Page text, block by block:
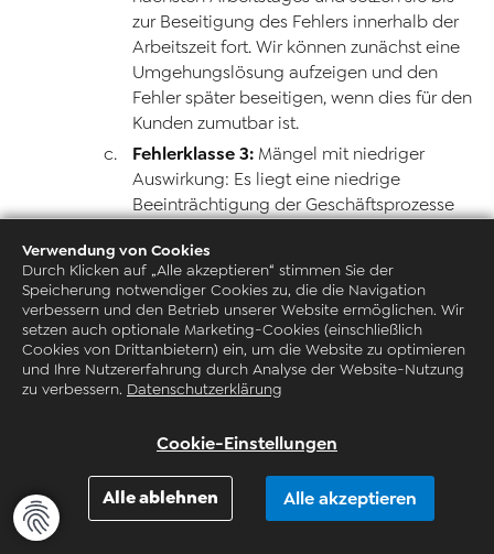
zur Beseitigung des Fehlers innerhalb der
Arbeitszeit fort. Wir können zunächst eine
Umgehungslösung aufzeigen und den
Fehler später beseitigen, wenn dies für den
Kunden zumutbar ist.
Fehlerklasse 3: Mängel mit niedriger
Auswirkung: Es liegt eine niedrige
Beeinträchtigung der Geschäftsprozesse
oder nicht ausführbare Einzelfunktion, die
keine großen Auswirkungen haben. Unsere
Reaktionszeit beträgt in diesen Fällen fünf
(5) Werktage, wenn dies für den Kunden
zumutbar ist.
Die Fristen nach Nr. 6 beginnen mit einer
Fristberechnung gilt Ziffer V 2, 3. Bei
Meinungsverschiedenheit über die Zuordnung
eines Fehlers in die Klassen nach Nr. 6 kann der
Kunde die Einstufung in eine höhere Fehlerklasse
Verwendung von Cookies
Durch Klicken auf „Alle akzeptieren“ stimmen Sie der
Speicherung notwendiger Cookies zu, die die Navigation
verbessern und den Betrieb unserer Website ermöglichen. Wir
setzen auch optionale Marketing-Cookies (einschließlich
Cookies von Drittanbietern) ein, um die Website zu optimieren
und Ihre Nutzererfahrung durch Analyse der Website-Nutzung
zu verbessern. Datenschutzerklärung
Cookie-Einstellungen
Alle ablehnen Alle akzeptieren